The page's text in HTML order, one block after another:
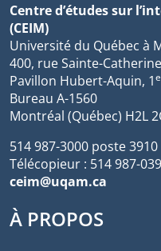
Centre d’études sur
(CEIM)
Université du Québec à
400, rue Sainte-
Pavillon Hubert-Aquin, 1
Bureau A-1560
Montréal (Québec) H2L
514 987-3000 poste 3910
Télécopieur : 514 987-
ceim@uqam.ca
À PROPOS